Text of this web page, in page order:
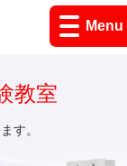
Menu
教室
す。